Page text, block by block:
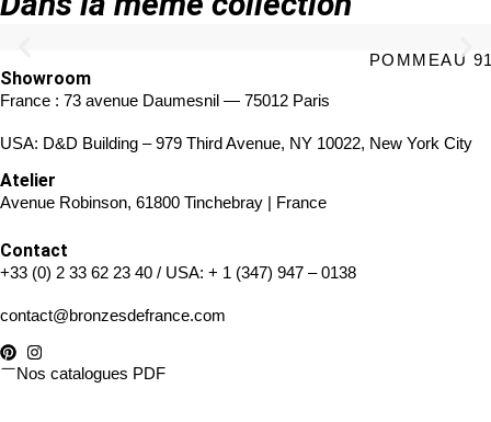
POMMEAU
Showroom
France : 73 avenue Daumesnil — 75012 Paris
USA: D&D Building – 979 Third Avenue, NY 10022, New York City
Atelier
Avenue Robinson, 61800 Tinchebray | France
Contact
+33 (0) 2 33 62 23 40 / USA: + 1 (347) 947 – 0138
contact@bronzesdefrance.com
Nos catalogues PDF